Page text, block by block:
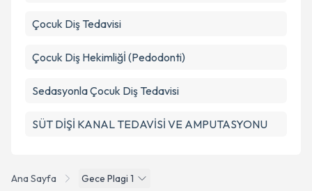
Ana Sayfa Gece Plagi 1
Çocuk Diş Tedavisi
Çocuk Diş Hekimliğİ (Pedodonti)
Sedasyonla Çocuk Diş Tedavisi
SÜT DİŞİ KANAL TEDAVİSİ VE AMPUTASYONU